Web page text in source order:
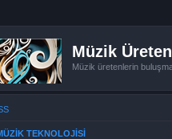
Müzik
Müzik üretenlerin
TEKNOLOJİSİ